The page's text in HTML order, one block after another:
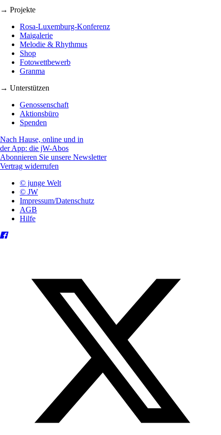
→ Projekte
Rosa-Luxemburg-Konferenz
Maigalerie
Melodie & Rhythmus
Shop
Fotowettbewerb
Granma
→ Unterstützen
Genossenschaft
Aktionsbüro
Spenden
Nach Hause, online und in
der App: die jW-Abos
Abonnieren Sie unsere Newsletter
Vertrag widerrufen
© junge Welt
© JW
Impressum/Datenschutz
AGB
Hilfe